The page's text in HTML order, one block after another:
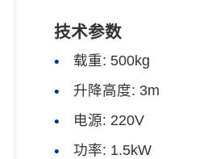
技术参数
载重: 500kg
升降高度: 3m
电源: 220V
功率: 1.5kW